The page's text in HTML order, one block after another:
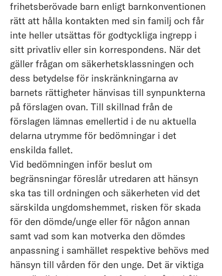
frihetsberövade barn enligt barnkonventionen
rätt att hålla kontakten med sin familj och får
inte heller utsättas för godtyckliga ingrepp i
sitt privatliv eller sin korrespondens. När det
gäller frågan om säkerhetsklassningen och
dess betydelse för inskränkningarna av
barnets rättigheter hänvisas till synpunkterna
på förslagen ovan. Till skillnad från de
förslagen lämnas emellertid i de nu aktuella
delarna utrymme för bedömningar i det
enskilda fallet.
Vid bedömningen inför beslut om
begränsningar föreslår utredaren att hänsyn
ska tas till ordningen och säkerheten vid det
särskilda ungdomshemmet, risken för skada
för den dömde/unge eller för någon annan
samt vad som kan motverka den dömdes
anpassning i samhället respektive behövs med
hänsyn till vården för den unge. Det är viktiga